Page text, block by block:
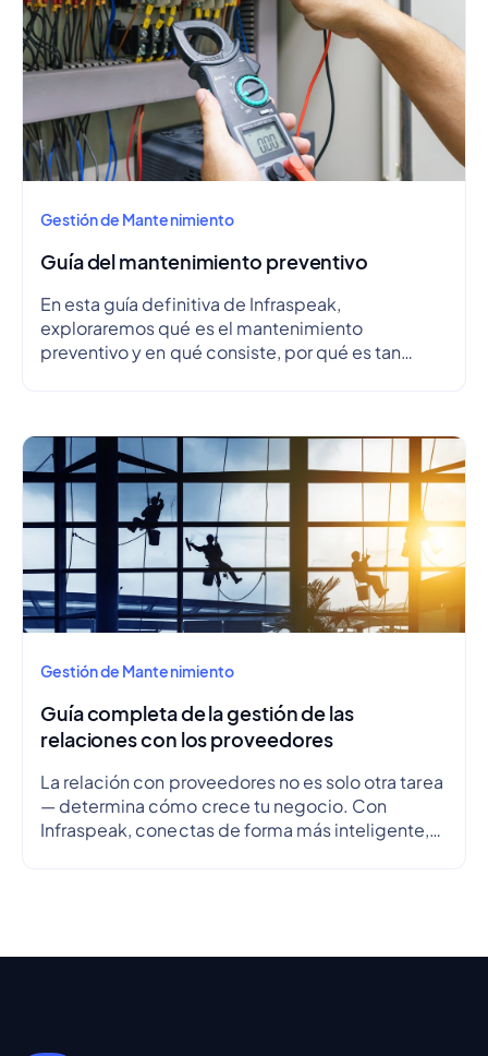
Gestión de Mantenimiento
Guía del mantenimiento preventivo
En esta guía definitiva de Infraspeak,
exploraremos qué es el mantenimiento
preventivo y en qué consiste, por qué es tan
cronograma.
Gestión de Mantenimiento
Guía completa de la gestión de las
relaciones con los proveedores
La relación con proveedores no es solo otra tarea
— determina cómo crece tu negocio. Con
Infraspeak, conectas de forma más inteligente,